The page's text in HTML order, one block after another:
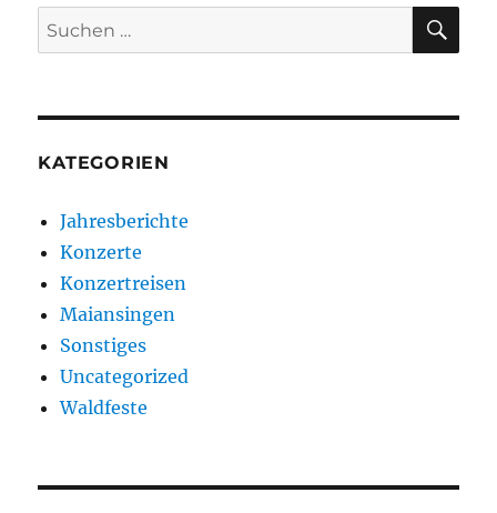
Suchen
nach:
KATEGORIEN
Jahresberichte
Konzerte
Konzertreisen
Maiansingen
Sonstiges
Uncategorized
Waldfeste